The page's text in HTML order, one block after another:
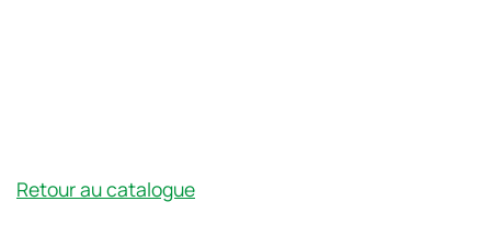
Retour au catalogue